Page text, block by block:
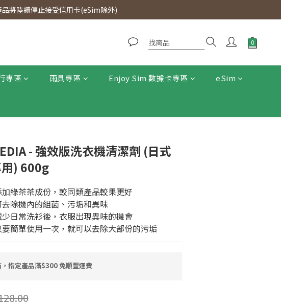
日）。滿$300即免運費。
將陸續停止接受信用卡(eSim除外)
專區 雨具專區 Enjoy Sim 數據卡專區 eSim
- 強效版洗衣機清潔劑 (日式
) 600g
加綠茶茶成份，較同類產品較果更好
去除機內的組菌、污垢和異味
少日常洗衫後，衣服出現異味的機會
要簡單使用一次，就可以去除大部份的污垢
指定產品滿$300 免順豐運費